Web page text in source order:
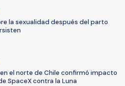
la sexualidad después del parto
el norte de Chile confirmó impacto
SpaceX contra la Luna